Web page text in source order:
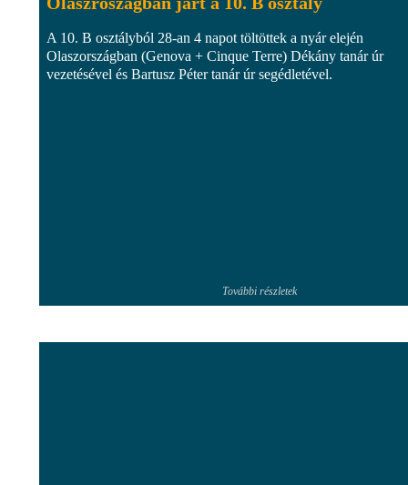
A 10. B osztályból 28-an 4 napot töltöttek a nyár elején
Olaszországban (Genova + Cinque Terre) Dékány tanár úr
vezetésével és Bartusz Péter tanár úr segédletével.
További részletek